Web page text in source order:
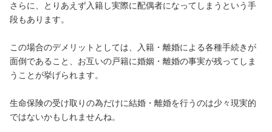
さらに、とりあえず入籍し実際に配偶者になってしまうという手
段もあります。
この場合のデメリットとしては、入籍・離婚による各種手続きが
面倒であること、お互いの戸籍に婚姻・離婚の事実が残ってしま
うことが挙げられます。
生命保険の受け取りの為だけに結婚・離婚を行うのは少々現実的
ではないかもしれませんね。